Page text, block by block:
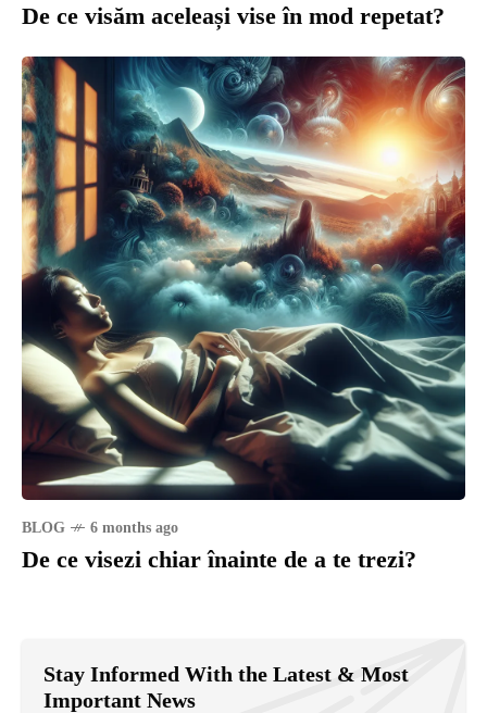
De ce visăm aceleași vise în mod repetat?
BLOG 6 months ago
De ce visezi chiar înainte de a te trezi?
Stay Informed With the Latest & Most
Important News